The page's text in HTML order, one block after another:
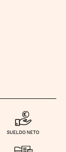
SUELDO NETO